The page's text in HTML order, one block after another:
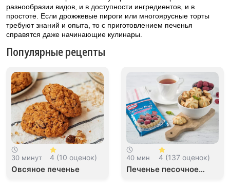
разнообразии видов, и в доступности ингредиентов, и в
простоте. Если дрожжевые пироги или многоярусные торты
требуют знаний и опыта, то с приготовлением печенья
справятся даже начинающие кулинары.
Популярные рецепты
30 минут 4 (10 оценок)
Овсяное печенье
40 мин 4 (137 оценок)
Печенье песочное